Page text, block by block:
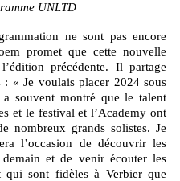
UNLTD
promet que cette nouvelle
précédente. Il partage
« Je voulais placer 2024 sous
souvent montré que le talent
et le festival et l’Academy ont
nombreux grands solistes. Je
l’occasion de découvrir les
demain et de venir écouter les
qui sont fidèles à Verbier que